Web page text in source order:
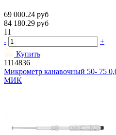
69 000.24 руб
84 180.29 руб
11
-
+
Купить
1114836
Микрометр канавочный 50- 75
МИК